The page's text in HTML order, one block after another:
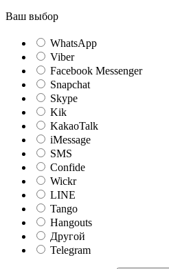
Ваш выбор
WhatsApp
Viber
Facebook Messenger
Snapchat
Skype
Kik
KakaoTalk
iMessage
SMS
Confide
Wickr
LINE
Tango
Hangouts
Другой
Telegram